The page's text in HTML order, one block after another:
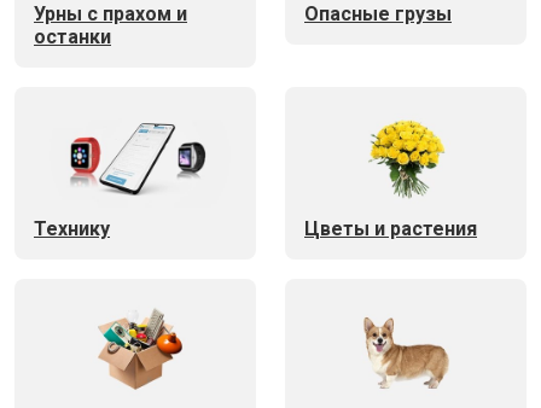
Урны с прахом и
останки
Опасные грузы
Технику Цветы и растения